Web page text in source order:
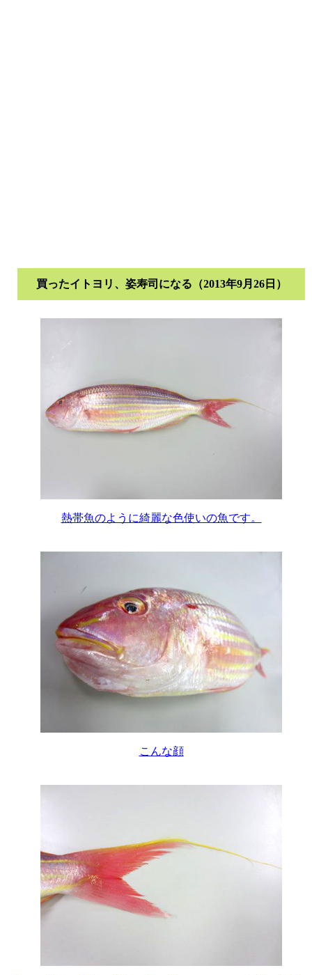
買ったイトヨリ、姿寿司になる（2013年9月26日）
熱帯魚のように綺麗な色使いの魚です。
こんな顔